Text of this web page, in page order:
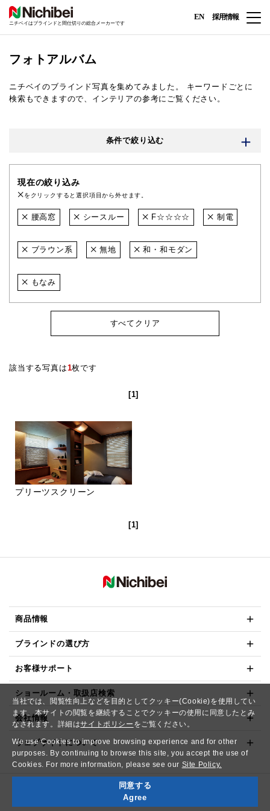
当社では、閲覧性向上などを目的としてクッキー(Cookie)を使用してい
ます。本サイトの閲覧を継続することでクッキーの使用に同意したとみ
なされます。詳細はサイトポリシー をご覧ください。
We use Cookies to improve browsing experience and for other
purposes. By continuing to browse this site, you accept the use of
Cookies. For more information, please see our Site Policy.
同意する
Agree
ニチベイはブラインドと間仕切りの総合メーカーです
EN 採用情報
フォトアルバム
ニチベイのブラインド写真を集めてみました。
キーワードごとに
検索もできますので、インテリアの参考にご覧ください。
条件で絞り込む
現在の絞り込み
をクリックすると選択項目から外せます。
腰高窓 シースルー F☆☆☆☆ 制電
ブラウン系 無地 和・和モダン
もなみ
すべてクリア
該当する写真は1枚です
[1]
プリーツスクリーン
[1]
商品情報
ブラインドの選び方
お客様サポート
ショールーム・取扱店検索
会社情報
ウェブサイトについて
Copyright© NICHIBEI CO.,LTD. All Rights Reserved.